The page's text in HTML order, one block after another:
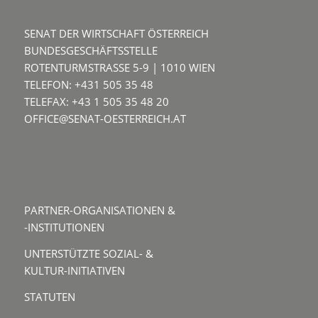
SENAT DER WIRTSCHAFT ÖSTERREICH
BUNDESGESCHÄFTSSTELLE
ROTENTURMSTRASSE 5-9 | 1010 WIEN
TELEFON: +431 505 35 48
TELEFAX: +43 1 505 35 48 20
OFFICE@SENAT-OESTERREICH.AT
PARTNER-ORGANISATIONEN &
-INSTITUTIONEN
UNTERSTÜTZTE SOZIAL- &
KULTUR-INITIATIVEN
STATUTEN